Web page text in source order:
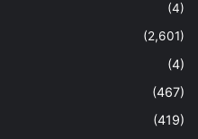
(4)
(2,601)
(4)
(467)
(419)